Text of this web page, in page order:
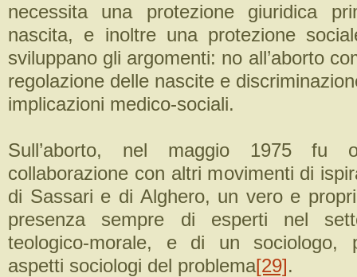
necessita una protezione giuridica
nascita, e inoltre una protezione
sviluppano gli argomenti: no all’aborto
regolazione delle nascite e
implicazioni medico-sociali.
Sull’aborto, nel maggio 1975 fu
collaborazione con altri movimenti di
di Sassari e di Alghero, un vero e
presenza sempre di esperti nel
teologico-morale, e di un sociologo,
aspetti sociologi del problema[29].